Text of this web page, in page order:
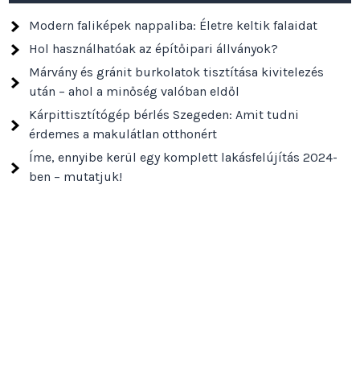
Modern faliképek nappaliba: Életre keltik falaidat
Hol használhatóak az építőipari állványok?
Márvány és gránit burkolatok tisztítása kivitelezés
után – ahol a minőség valóban eldől
Kárpittisztítógép bérlés Szegeden: Amit tudni
érdemes a makulátlan otthonért
Íme, ennyibe kerül egy komplett lakásfelújítás 2024-
ben – mutatjuk!